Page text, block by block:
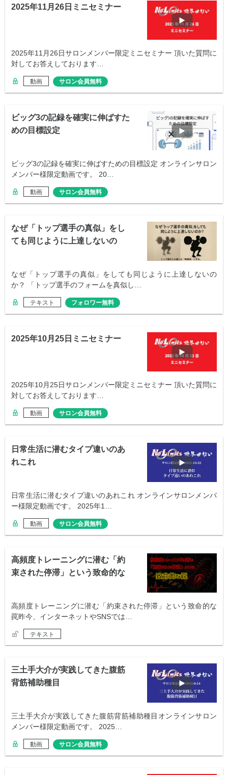
2025年11月26日ミニセミナー
2025年11月26日サロンメンバー限定ミニセミナー 頂いた質問に
対してお答えしております…
動画 サロン会員無料
ビッグ3の記録を確実に伸ばすた
めの目標設定
ビッグ3の記録を確実に伸ばすための目標設定 オンラインサロン
メンバー様限定動画です。 20…
動画 サロン会員無料
なぜ「トップ選手の真似」をし
ても同じように上達しないの
なぜ「トップ選手の真似」をしても同じように上達しないの
か？ 「トップ選手のフォームを真似し…
テキスト フォロワー無料
2025年10月25日ミニセミナー
2025年10月25日サロンメンバー限定ミニセミナー 頂いた質問に
対してお答えしております…
動画 サロン会員無料
日常生活に潜むタイプ違いのあ
れこれ
日常生活に潜むタイプ違いのあれこれ オンラインサロンメンバ
ー様限定動画です。 2025年1…
動画 サロン会員無料
高頻度トレーニングに潜む「約
束された停滞」という致命的な
高頻度トレーニングに潜む「約束された停滞」という致命的な
罠昨今、インターネットやSNSでは…
テキスト
三土手大介が実践してきた腹筋
背筋補助種目
三土手大介が実践してきた腹筋背筋補助種目オンラインサロン
メンバー様限定動画です。 2025…
動画 サロン会員無料